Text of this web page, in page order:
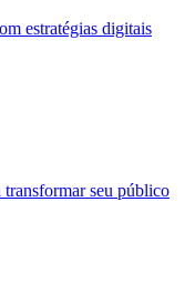
estratégias digitais
transformar seu público